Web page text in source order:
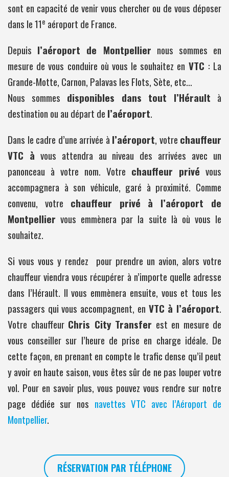
sont en capacité de venir vous chercher ou de vous déposer
dans le 11e aéroport de France.
Depuis l’aéroport de Montpellier nous sommes en
mesure de vous conduire où vous le souhaitez en VTC : La
Grande-Motte, Carnon, Palavas les Flots, Sète, etc…
Nous sommes disponibles dans tout l’Hérault à
destination ou au départ de l’aéroport.
Dans le cadre d’une arrivée à l’aéroport, votre chauffeur
VTC à vous attendra au niveau des arrivées avec un
panonceau à votre nom. Votre chauffeur privé vous
accompagnera à son véhicule, garé à proximité. Comme
convenu, votre chauffeur privé à l’aéroport de
Montpellier vous emmènera par la suite là où vous le
souhaitez.
Si vous vous y rendez pour prendre un avion, alors votre
chauffeur viendra vous récupérer à n’importe quelle adresse
dans l’Hérault. Il vous emmènera ensuite, vous et tous les
passagers qui vous accompagnent, en VTC à l’aéroport.
Votre chauffeur Chris City Transfer est en mesure de
vous conseiller sur l’heure de prise en charge idéale. De
cette façon, en prenant en compte le trafic dense qu’il peut
y avoir en haute saison, vous êtes sûr de ne pas louper votre
vol. Pour en savoir plus, vous pouvez vous rendre sur notre
page dédiée sur nos navettes VTC avec l’Aéroport de
Montpellier.
RÉSERVATION PAR TÉLÉPHONE